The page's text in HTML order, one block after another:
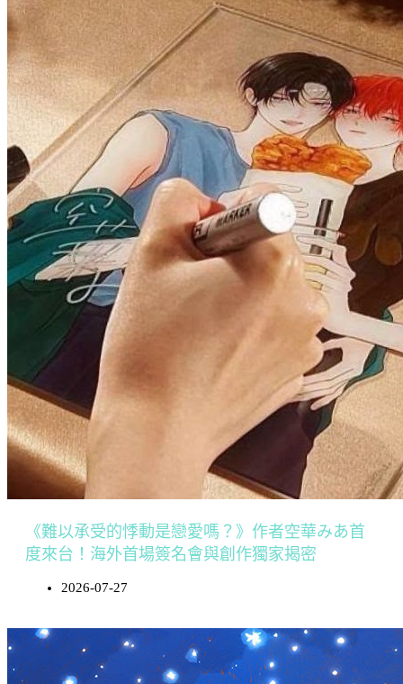
《難以承受的悸動是戀愛嗎？》作者空華みあ首
度來台！海外首場簽名會與創作獨家揭密
2026-07-27